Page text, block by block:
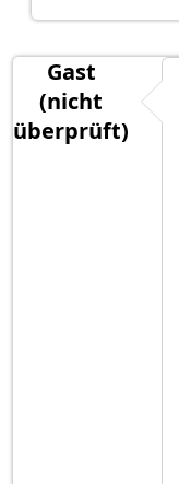
Gast
(nicht
überprüft)